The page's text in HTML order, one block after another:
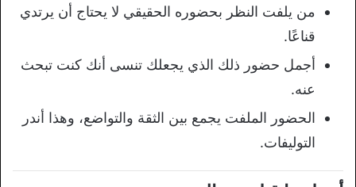
من يلفت النظر بحضوره الحقيقي لا يحتاج أن يرتدي
قناعًا.
أجمل حضور ذلك الذي يجعلك تنسى أنك كنت تبحث
عنه.
الحضور الملفت يجمع بين الثقة والتواضع، وهذا أندر
التوليفات.